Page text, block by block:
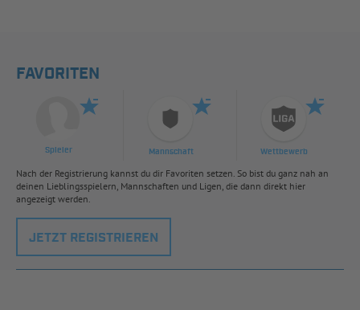
FAVORITEN
Spieler Mannschaft Wettbewerb
Nach der Registrierung kannst du dir Favoriten setzen. So bist du ganz nah an
deinen Lieblingsspielern, Mannschaften und Ligen, die dann direkt hier
angezeigt werden.
JETZT REGISTRIEREN